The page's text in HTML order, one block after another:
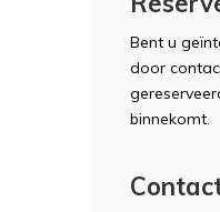
Bent u
door
binnekomt.